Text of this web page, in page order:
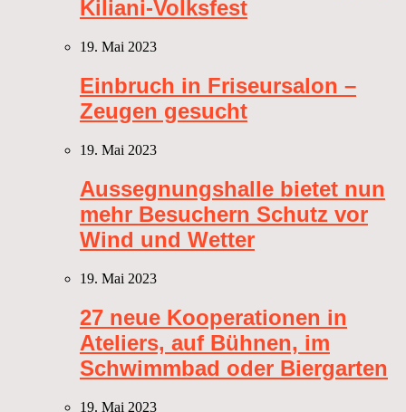
Kiliani-Volksfest
19. Mai 2023
Einbruch in Friseursalon –
Zeugen gesucht
19. Mai 2023
Aussegnungshalle bietet nun
mehr Besuchern Schutz vor
Wind und Wetter
19. Mai 2023
27 neue Kooperationen in
Ateliers, auf Bühnen, im
Schwimmbad oder Biergarten
19. Mai 2023